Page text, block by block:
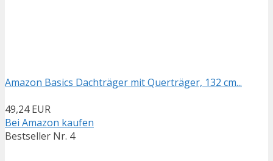
Amazon Basics Dachträger mit Querträger, 132 cm...
49,24 EUR
Bei Amazon kaufen
Bestseller Nr. 4